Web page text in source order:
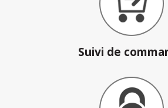
Suivi de